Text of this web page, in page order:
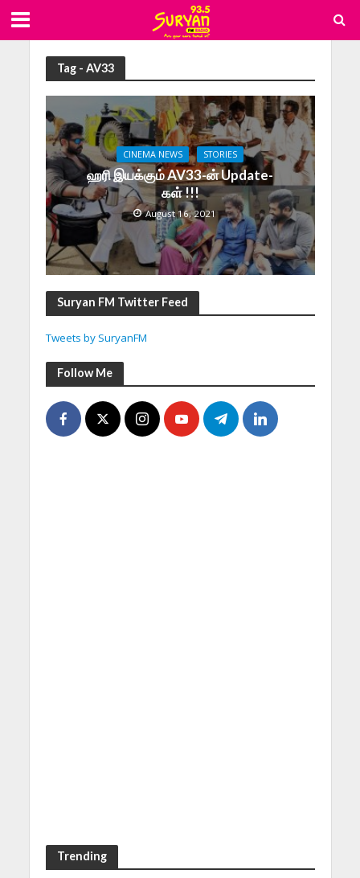
Tag - AV33
CINEMA NEWS STORIES
ஹரி இயக்கும் AV33-ன் Update-
கள் !!!
August 16, 2021
Suryan FM Twitter Feed
Tweets by SuryanFM
Follow Me
Trending